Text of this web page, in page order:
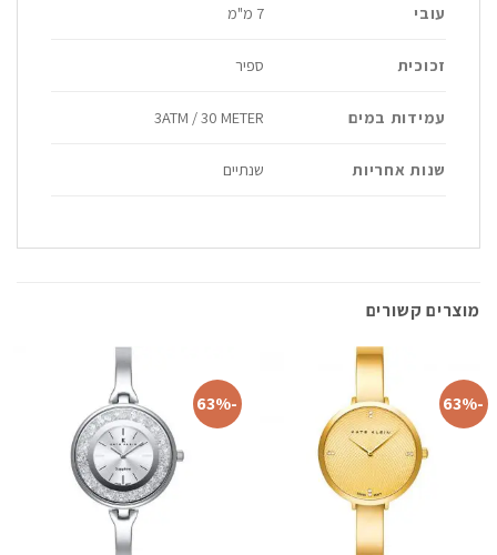
עובי 7 מ"מ
זכוכית ספיר
עמידות במים 3ATM / 30 METER
שנות אחריות שנתיים
מוצרים קשורים
-63%
-63%